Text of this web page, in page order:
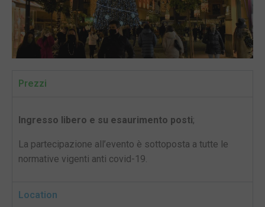
Prezzi
Ingresso libero e su esaurimento posti;
La partecipazione all’evento è sottoposta a tutte le
normative vigenti anti covid-19.
Location